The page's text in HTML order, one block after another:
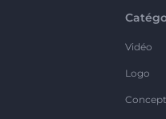
Vidéo
Logo